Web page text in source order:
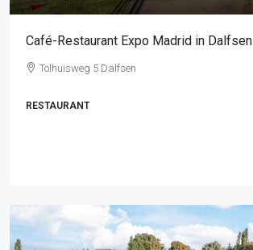
Café-Restaurant Expo Madrid in Dalfsen
Tolhuisweg 5 Dalfsen
RESTAURANT